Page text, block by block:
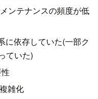
ンテナンスの頻度が低
に依存していた(一部ク
ていた)
雑化